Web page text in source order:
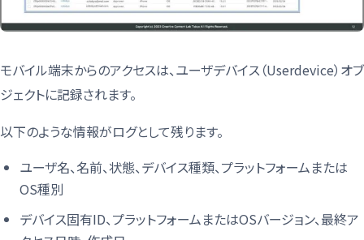
モバイル端末からのアクセスは、ユーザデバイス（Userdevice）オブ
ジェクトに記録されます。
以下のような情報がログとして残ります。
ユーザ名、名前、状態、デバイス種類、プラットフォームまたは
OS種別
デバイス固有ID、プラットフォームまたはOSバージョン、最終ア